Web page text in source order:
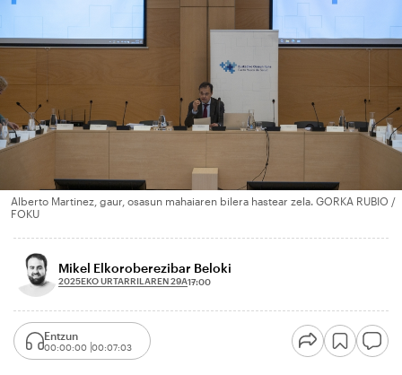
Alberto Martinez, gaur, osasun mahaiaren bilera hastear zela. GORKA RUBIO /
FOKU
Mikel Elkoroberezibar Beloki
2025EKO URTARRILAREN 29A17:00
Entzun
00:00:00 00:07:03